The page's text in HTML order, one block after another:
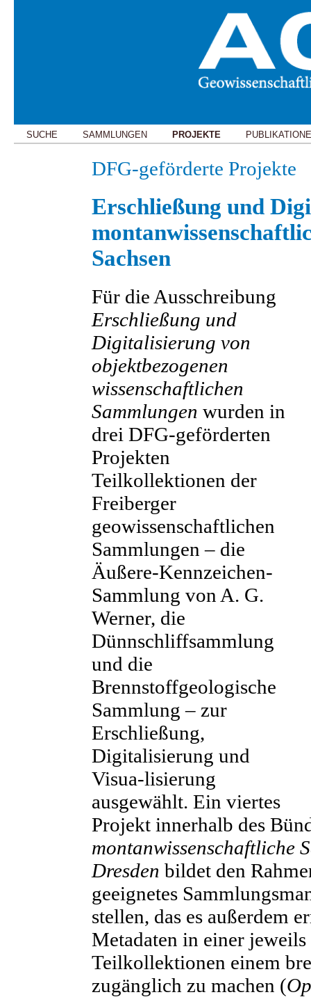
SUCHE SAMMLUNGEN PROJEKTE
DFG-geförderte Projekte
Erschließung und
Sachsen
Für die Ausschreibung
Erschließung und
Digitalisierung von
objektbezogenen
wissenschaftlichen
Sammlungen wurden in
drei DFG-geförderten
Projekten
Teilkollektionen der
Freiberger
geowissenschaftlichen
Sammlungen – die
Äußere-Kennzeichen-
Sammlung von A. G.
Werner, die
Dünnschliffsammlung
und die
Brennstoffgeologische
Sammlung – zur
Erschließung,
Digitalisierung und
Visua-lisierung
ausgewählt. Ein viertes
Projekt innerhalb des
montanwissenschaftliche
Dresden bildet den
geeignetes
stellen, das es außerdem
Metadaten in einer
Teilkollektionen einem
zugänglich zu machen (